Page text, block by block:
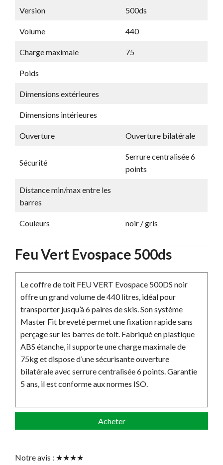
Version 500ds
Volume 440
Charge maximale 75
Poids
Dimensions extérieures
Dimensions intérieures
Ouverture Ouverture bilatérale
Sécurité
Serrure centralisée 6
points
Distance min/max entre les
barres
Couleurs noir / gris
Feu Vert Evospace 500ds
Le coffre de toit FEU VERT Evospace 500DS noir
offre un grand volume de 440 litres, idéal pour
transporter jusqu’à 6 paires de skis. Son système
Master Fit breveté permet une fixation rapide sans
perçage sur les barres de toit. Fabriqué en plastique
ABS étanche, il supporte une charge maximale de
75kg et dispose d’une sécurisante ouverture
bilatérale avec serrure centralisée 6 points. Garantie
5 ans, il est conforme aux normes ISO.
Acheter
Notre avis : ★★★★